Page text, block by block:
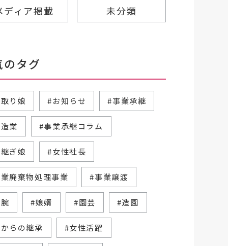
ディア掲載 未分類
のタグ
り娘 #お知らせ #事業承継
業 #事業承継コラム
ぎ娘 #女性社長
廃棄物処理事業 #事業譲渡
#娘婿 #園芸 #造園
らの継承 #女性活躍